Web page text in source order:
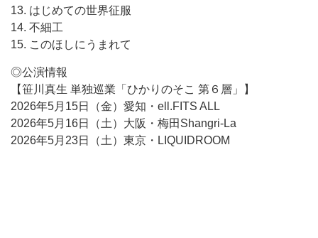
13. はじめての世界征服
14. 不細工
15. このほしにうまれて
◎公演情報
【笹川真生 単独巡業「ひかりのそこ 第６層」】
2026年5月15日（金）愛知・ell.FITS ALL
2026年5月16日（土）大阪・梅田Shangri-La
2026年5月23日（土）東京・LIQUIDROOM